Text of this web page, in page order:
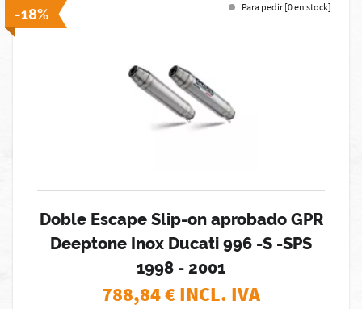
-18% Para pedir [0 en stock]
Doble Escape Slip-on aprobado GPR
Deeptone Inox Ducati 996 -S -SPS
1998 - 2001
788,84€ INCL. IVA